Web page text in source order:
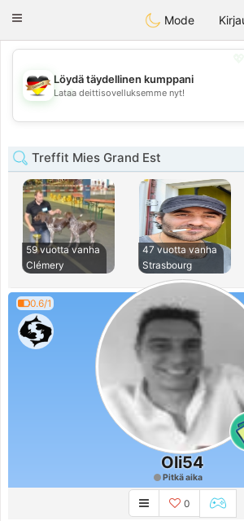
Deutsch
Toggle
Mode
💖
💕
Löydä täydellinen kumppani
Lataa deittisovelluksemme nyt!
Treffit Mies Grand Est
59 vuotta vanha
Clémery
47 vuotta vanha
Strasbourg
0.6/1
Oli54
Pitkä aika
0